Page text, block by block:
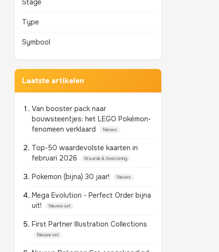
Stage
Type
Symbool
Laatste artikelen
Van booster pack naar
bouwsteentjes: het LEGO Pokémon-
fenomeen verklaard
Nieuws
Top-50 waardevolste kaarten in
februari 2026
Waarde & Investering
Pokemon (bijna) 30 jaar! Nieuws
Mega Evolution - Perfect Order bijna
uit!
Nieuwe set
First Partner Illustration Collections
Nieuwe set